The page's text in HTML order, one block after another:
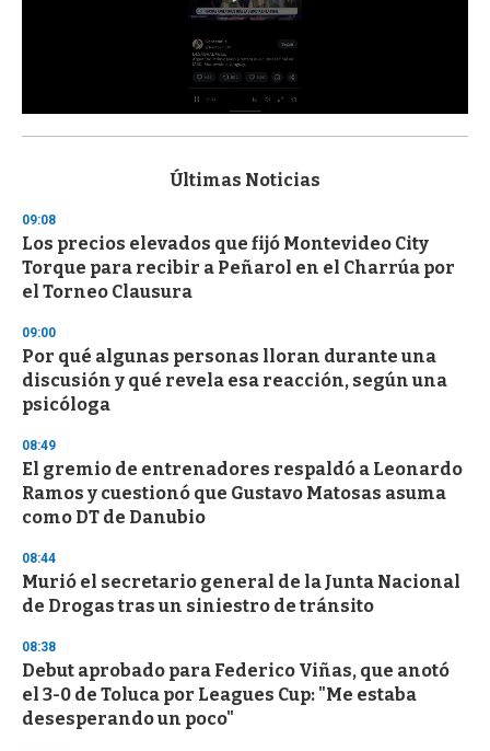
s
d
s
o
f
3
s
e
c
o
n
d
s
Últimas Noticias
09:08
Los precios elevados que fijó Montevideo City
Torque para recibir a Peñarol en el Charrúa por
el Torneo Clausura
09:00
Por qué algunas personas lloran durante una
discusión y qué revela esa reacción, según una
psicóloga
08:49
El gremio de entrenadores respaldó a Leonardo
Ramos y cuestionó que Gustavo Matosas asuma
como DT de Danubio
08:44
Murió el secretario general de la Junta Nacional
de Drogas tras un siniestro de tránsito
08:38
Debut aprobado para Federico Viñas, que anotó
el 3-0 de Toluca por Leagues Cup: "Me estaba
desesperando un poco"